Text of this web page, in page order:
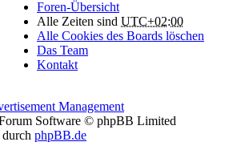
Foren-Übersicht
Alle Zeiten sind UTC+02:00
Alle Cookies des Boards löschen
Das Team
Kontakt
Management
Software © phpBB Limited
phpBB.de